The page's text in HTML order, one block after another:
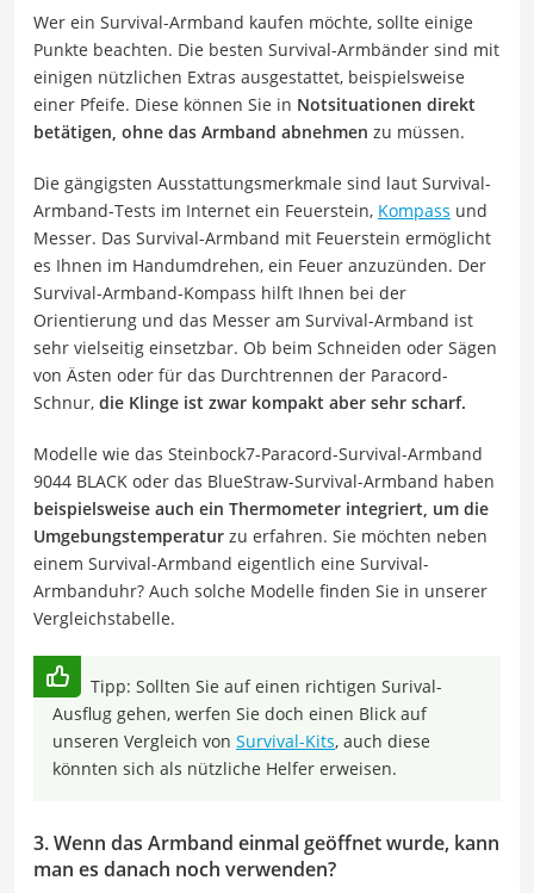
Wer ein Survival-Armband kaufen möchte, sollte einige
Punkte beachten. Die besten Survival-Armbänder sind mit
einigen nützlichen Extras ausgestattet, beispielsweise
einer Pfeife. Diese können Sie in Notsituationen direkt
betätigen, ohne das Armband abnehmen zu müssen.
Die gängigsten Ausstattungsmerkmale sind laut Survival-
Armband-Tests im Internet ein Feuerstein, Kompass und
Messer. Das Survival-Armband mit Feuerstein ermöglicht
es Ihnen im Handumdrehen, ein Feuer anzuzünden. Der
Survival-Armband-Kompass hilft Ihnen bei der
Orientierung und das Messer am Survival-Armband ist
sehr vielseitig einsetzbar. Ob beim Schneiden oder Sägen
von Ästen oder für das Durchtrennen der Paracord-
Schnur, die Klinge ist zwar kompakt aber sehr scharf.
Modelle wie das Steinbock7-Paracord-Survival-Armband
9044 BLACK oder das BlueStraw-Survival-Armband haben
beispielsweise auch ein Thermometer integriert, um die
Umgebungstemperatur zu erfahren. Sie möchten neben
einem Survival-Armband eigentlich eine Survival-
Armbanduhr? Auch solche Modelle finden Sie in unserer
Vergleichstabelle.
Tipp: Sollten Sie auf einen richtigen Surival-
Ausflug gehen, werfen Sie doch einen Blick auf
unseren Vergleich von Survival-Kits, auch diese
könnten sich als nützliche Helfer erweisen.
3. Wenn das Armband einmal geöffnet wurde, kann
man es danach noch verwenden?